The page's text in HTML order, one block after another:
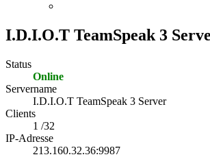
I.D.I.O.T TeamSpeak 3
Status
Online
Servername
I.D.I.O.T TeamSpeak 3 Server
Clients
1 /32
IP-Adresse
213.160.32.36:9987